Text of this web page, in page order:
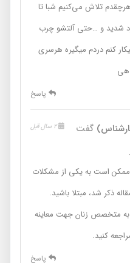
تلاش می‌کنیم شبا تا
و …حتی آلتشو چرب
کنم دردم میگیره هرسری
پاسخ
گفت
است به یکی از مشکلات
شد، مبتلا باشید.
زنان جهت معاینه
کنید.
پاسخ